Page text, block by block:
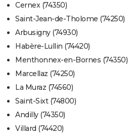
Cernex (74350)
Saint-Jean-de-Tholome (74250)
Arbusigny (74930)
Habère-Lullin (74420)
Menthonnex-en-Bornes (74350)
Marcellaz (74250)
La Muraz (74560)
Saint-Sixt (74800)
Andilly (74350)
Villard (74420)